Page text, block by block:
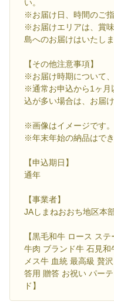
い。
※お届け日、時間のご
※お届けエリアは、賞
島へのお届けはいたしま
【その他注意事項】
※お届け時期について
※通常お申込から1ヶ月
込が多い場合は、お届
※画像はイメージです。
※年末年始の納品はでき
【申込期日】
通年
【事業者】
JAしまねおおち地区本
【黒毛和牛 ロース ス
牛肉 ブランド牛 石見
メス牛 血統 最高級 贅
答用 贈答 お祝い パー
ド】